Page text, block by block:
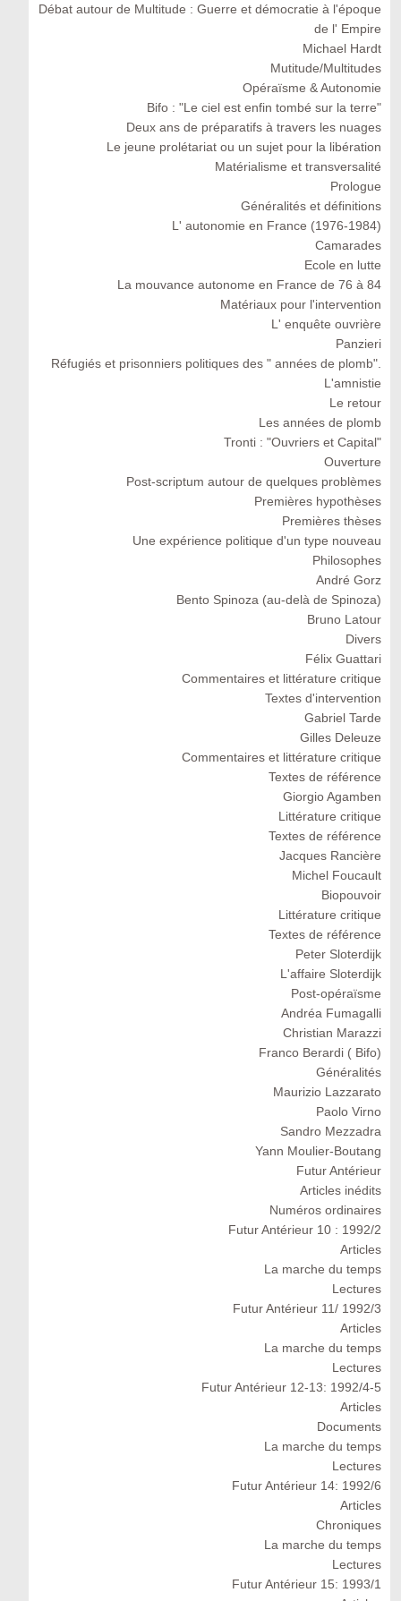
Débat autour de Multitude : Guerre et démocratie à l'époque
de l' Empire
Michael Hardt
Mutitude/Multitudes
Opéraïsme & Autonomie
Bifo : "Le ciel est enfin tombé sur la terre"
Deux ans de préparatifs à travers les nuages
Le jeune prolétariat ou un sujet pour la libération
Matérialisme et transversalité
Prologue
Généralités et définitions
L' autonomie en France (1976-1984)
Camarades
Ecole en lutte
La mouvance autonome en France de 76 à 84
Matériaux pour l'intervention
L' enquête ouvrière
Panzieri
Réfugiés et prisonniers politiques des " années de plomb".
L'amnistie
Le retour
Les années de plomb
Tronti : "Ouvriers et Capital"
Ouverture
Post-scriptum autour de quelques problèmes
Premières hypothèses
Premières thèses
Une expérience politique d'un type nouveau
Philosophes
André Gorz
Bento Spinoza (au-delà de Spinoza)
Bruno Latour
Divers
Félix Guattari
Commentaires et littérature critique
Textes d'intervention
Gabriel Tarde
Gilles Deleuze
Commentaires et littérature critique
Textes de référence
Giorgio Agamben
Littérature critique
Textes de référence
Jacques Rancière
Michel Foucault
Biopouvoir
Littérature critique
Textes de référence
Peter Sloterdijk
L'affaire Sloterdijk
Post-opéraïsme
Andréa Fumagalli
Christian Marazzi
Franco Berardi ( Bifo)
Généralités
Maurizio Lazzarato
Paolo Virno
Sandro Mezzadra
Yann Moulier-Boutang
Futur Antérieur
Articles inédits
Numéros ordinaires
Futur Antérieur 10 : 1992/2
Articles
La marche du temps
Lectures
Futur Antérieur 11/ 1992/3
Articles
La marche du temps
Lectures
Futur Antérieur 12-13: 1992/4-5
Articles
Documents
La marche du temps
Lectures
Futur Antérieur 14: 1992/6
Articles
Chroniques
La marche du temps
Lectures
Futur Antérieur 15: 1993/1